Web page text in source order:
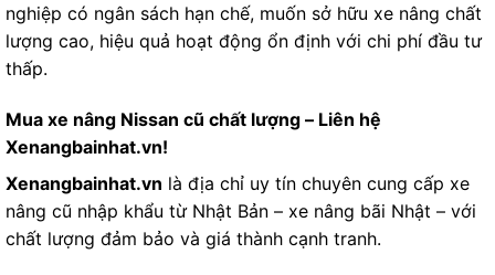
nghiệp có ngân sách hạn chế, muốn sở hữu xe nâng chất
lượng cao, hiệu quả hoạt động ổn định với chi phí đầu tư
thấp.
Mua xe nâng Nissan cũ chất lượng – Liên hệ
Xenangbainhat.vn!
Xenangbainhat.vn là địa chỉ uy tín chuyên cung cấp xe
nâng cũ nhập khẩu từ Nhật Bản – xe nâng bãi Nhật – với
chất lượng đảm bảo và giá thành cạnh tranh.